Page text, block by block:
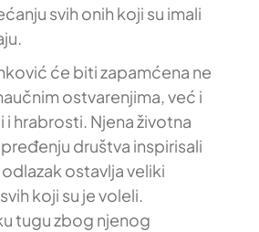
svih onih koji su imali
će biti zapamćena ne
ostvarenjima, već i
hrabrosti. Njena životna
društva inspirisali
ostavlja veliki
koji su je voleli.
tugu zbog njenog